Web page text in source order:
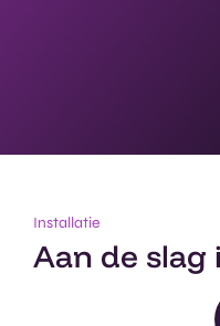
Installatie
Aan de slag